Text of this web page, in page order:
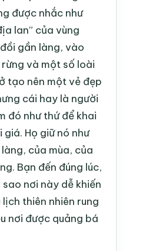
được nhắc như
lan” của vùng
gần làng, vào
và một số loài
tạo nên một vẻ đẹp
cái hay là người
đó như thứ để khai
Họ giữ nó như
của mùa, của
Bạn đến đúng lúc,
nơi này dễ khiến
thiên nhiên rung
nơi được quảng bá